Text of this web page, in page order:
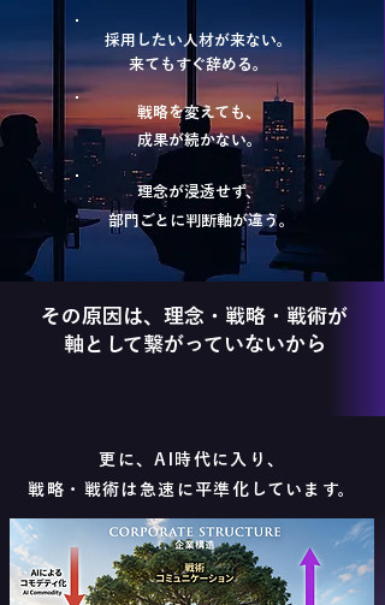
採用したい人材が来ない。
来てもすぐ辞める。
戦略を変えても、
成果が続かない。
理念が浸透せず、
部門ごとに判断軸が違う。
その原因は、理念・戦略・戦術が
​軸として繋がっていないから
更に、AI時代に入り、
戦略・戦術は急速に平準化しています。